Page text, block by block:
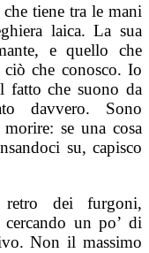
tiene tra le mani
laica. La sua
e quello che
che conosco. Io
fatto che suono da
davvero. Sono
se una cosa
su, capisco
dei furgoni,
un po’ di
Non il massimo